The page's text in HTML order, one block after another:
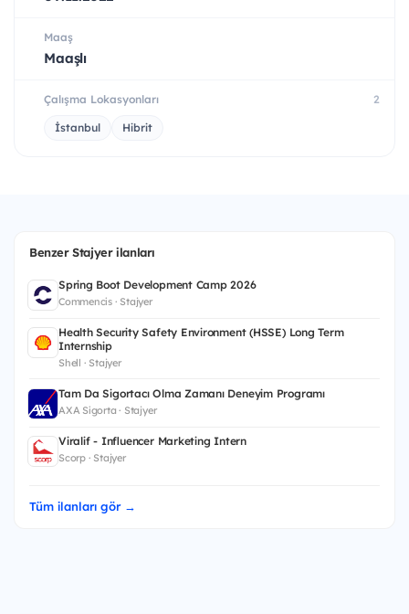
Maaş
Maaşlı
Çalışma Lokasyonları 2
İstanbul Hibrit
Benzer Stajyer ilanları
Spring Boot Development Camp 2026
Commencis · Stajyer
Health Security Safety Environment (HSSE) Long Term
Internship
Shell · Stajyer
Tam Da Sigortacı Olma Zamanı Deneyim Programı
AXA Sigorta · Stajyer
Viralif - Influencer Marketing Intern
Scorp · Stajyer
Tüm ilanları gör →